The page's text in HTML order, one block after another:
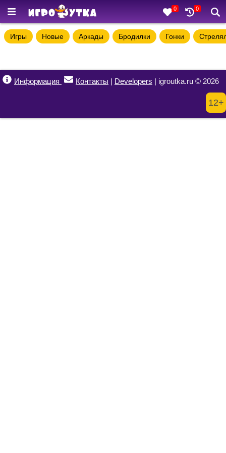
0 0
Игры Новые Аркады Бродилки Гонки
Информация Контакты | Developers | igroutka.ru © 2026
12+